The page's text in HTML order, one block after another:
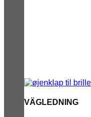
VÄGLEDNING